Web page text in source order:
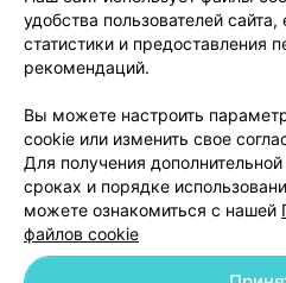
Вакансии
Написать
Персональные
Обработка
удобства пользователей
статистики и предоставления
рекомендаций.
Вы можете настроить
cookie или изменить свое
Для получения
сроках и порядке
можете ознакомиться с нашей
файлов cookie